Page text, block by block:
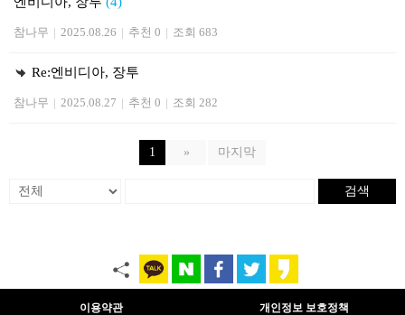
참나무 | 2025.08.26 | 추천 0 | 조회 683
Re:엔비디아, 장투
참나무 | 2025.08.27 | 추천 0 | 조회 282
1 » 마지막
검색
이용약관 개인정보 보호정책